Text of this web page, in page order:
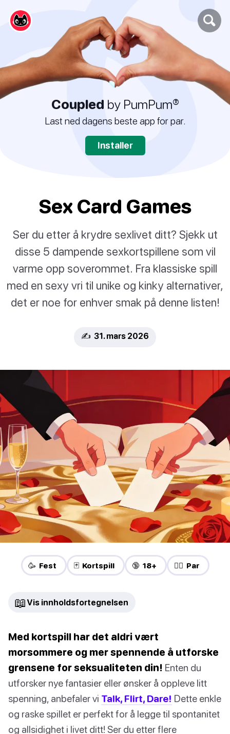
Coupled by PumPum®
Last ned dagens beste app for par.
Installer
Sex Card Games
Ser du etter å krydre sexlivet ditt? Sjekk ut
disse 5 dampende sexkortspillene som vil
varme opp soverommet. Fra klassiske spill
med en sexy vri til unike og kinky alternativer,
det er noe for enhver smak på denne listen!
✍️ 31. mars 2026
🥳 Fest 🃏 Kortspill 🔞 18+ ❤️‍🔥 Par
📖 Vis innholdsfortegnelsen
Med kortspill har det aldri vært
morsommere og mer spennende å utforske
grensene for seksualiteten din! Enten du
utforsker nye fantasier eller ønsker å oppleve litt
spenning, anbefaler vi Talk, Flirt, Dare! Dette enkle
og raske spillet er perfekt for å legge til spontanitet
og allsidighet i livet ditt! Ser du etter flere